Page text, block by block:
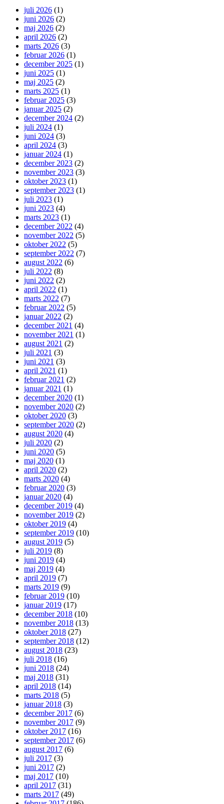
juli 2026 (1)
juni 2026 (2)
maj 2026 (2)
april 2026 (2)
marts 2026 (3)
februar 2026 (1)
december 2025 (1)
juni 2025 (1)
maj 2025 (2)
marts 2025 (1)
februar 2025 (3)
januar 2025 (2)
december 2024 (2)
juli 2024 (1)
juni 2024 (3)
april 2024 (3)
januar 2024 (1)
december 2023 (2)
november 2023 (3)
oktober 2023 (1)
september 2023 (1)
juli 2023 (1)
juni 2023 (4)
marts 2023 (1)
december 2022 (4)
november 2022 (5)
oktober 2022 (5)
september 2022 (7)
august 2022 (6)
juli 2022 (8)
juni 2022 (2)
april 2022 (1)
marts 2022 (7)
februar 2022 (5)
januar 2022 (2)
december 2021 (4)
november 2021 (1)
august 2021 (2)
juli 2021 (3)
juni 2021 (3)
april 2021 (1)
februar 2021 (2)
januar 2021 (1)
december 2020 (1)
november 2020 (2)
oktober 2020 (3)
september 2020 (2)
august 2020 (4)
juli 2020 (2)
juni 2020 (5)
maj 2020 (1)
april 2020 (2)
marts 2020 (4)
februar 2020 (3)
januar 2020 (4)
december 2019 (4)
november 2019 (2)
oktober 2019 (4)
september 2019 (10)
august 2019 (5)
juli 2019 (8)
juni 2019 (4)
maj 2019 (4)
april 2019 (7)
marts 2019 (9)
februar 2019 (10)
januar 2019 (17)
december 2018 (10)
november 2018 (13)
oktober 2018 (27)
september 2018 (12)
august 2018 (23)
juli 2018 (16)
juni 2018 (24)
maj 2018 (31)
april 2018 (14)
marts 2018 (5)
januar 2018 (3)
december 2017 (6)
november 2017 (9)
oktober 2017 (16)
september 2017 (6)
august 2017 (6)
juli 2017 (3)
juni 2017 (2)
maj 2017 (10)
april 2017 (31)
marts 2017 (49)